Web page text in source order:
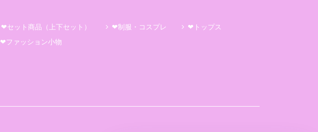
❤セット商品（上下セット） ❤制服・コスプレ
❤トップス
❤ファッション小物